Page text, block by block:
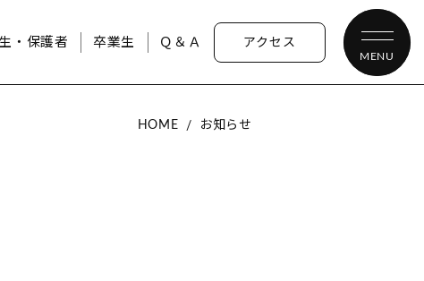
MENU
・保護者 卒業生 Ｑ＆Ａ アクセス
HOME お知らせ